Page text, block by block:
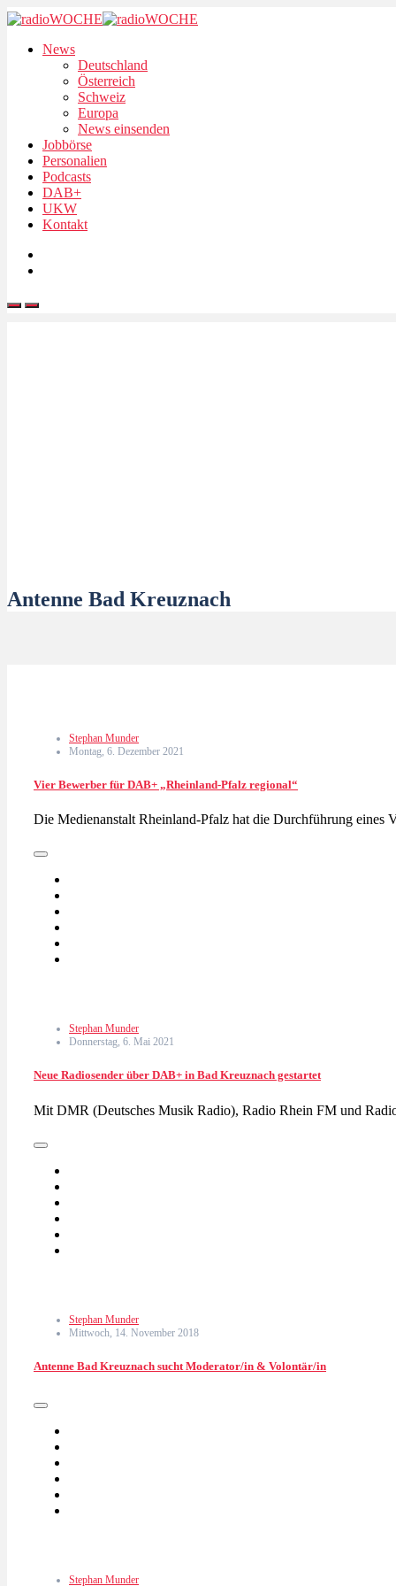
News
Deutschland
Österreich
Schweiz
Europa
News einsenden
Jobbörse
Personalien
Podcasts
DAB+
UKW
Kontakt
Antenne Bad Kreuznach
Stephan Munder
Montag, 6. Dezember 2021
Vier Bewerber für DAB+ „Rheinland-Pfalz regional“
Die Medienanstalt Rheinland-Pfalz hat die Durchführung
Stephan Munder
Donnerstag, 6. Mai 2021
Neue Radiosender über DAB+ in Bad Kreuznach gestartet
Mit DMR (Deutsches Musik Radio), Radio Rhein FM und
Stephan Munder
Mittwoch, 14. November 2018
Antenne Bad Kreuznach sucht Moderator/in & Volontär/in
Stephan Munder